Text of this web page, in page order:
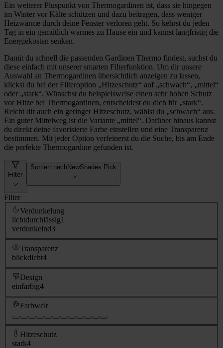
Ein weiterer Pluspunkt von Thermogardinen ist, dass sie hingegen
im Winter vor Kälte schützen und dazu beitragen, dass weniger
Heizwärme durch deine Fenster verloren geht. So kehrst du jeden
Tag in ein gemütlich warmes zu Hause ein und kannst langfristig die
Energiekosten senken.
Damit du schnell die passenden Gardinen Thermo findest, suchst du
diese einfach mit unserer smarten Filterfunktion. Um dir unsere
Auswahl an Thermogardinen übersichtlich anzeigen zu lassen,
klickst du bei der Filteroption „Hitzeschutz“ auf „schwach“, „mittel“
oder „stark“. Wünschst du beispielsweise einen sehr hohen Schutz
vor Hitze bei Thermogardinen, entscheidest du dich für „stark“.
Reicht dir auch ein geringer Hitzeschutz, wählst du „schwach“ aus.
Ein guter Mittelweg ist die Variante „mittel“. Darüber hinaus kannst
du direkt deine favorisierte Farbe einstellen und eine Transparenz
bestimmen. Mit jeder Option verfeinerst du die Suche, bis am Ende
die perfekte Thermogardine gefunden ist.
Filter
Sortiert nachNewShades Pick
Filter
Verdunkelung
lichtdurchlässig1
verdunkelnd3
Transparenz
blickdicht4
Design
einfarbig4
Farbwelt
Hitzeschutz
stark4